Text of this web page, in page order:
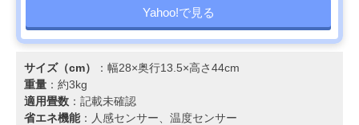
Yahoo!で見る
サイズ（cm）
：幅28×奥行13.5×高さ44cm
重量 ：約3kg
適用畳数 ：記載未確認
省エネ機能：人感センサー、温度センサー